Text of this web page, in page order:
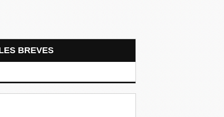
LES BREVES